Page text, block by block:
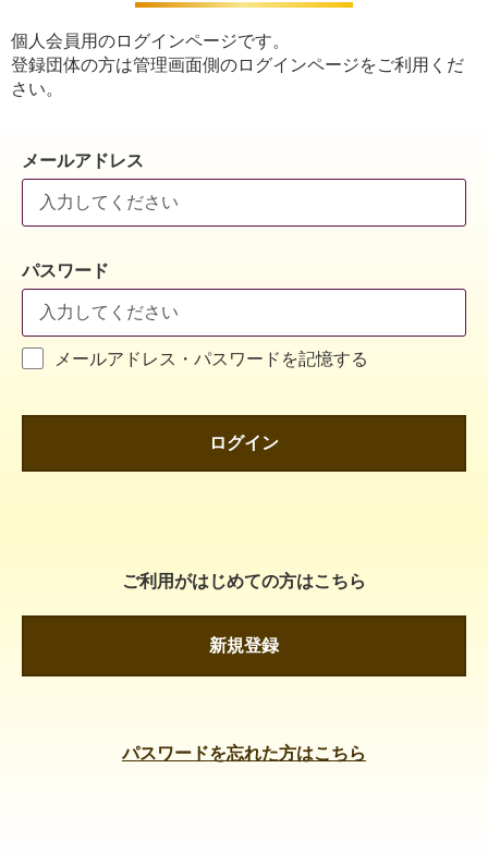
個人会員用のログインページです。
登録団体の方は管理画面側のログインページをご利用くだ
さい。
メールアドレス
パスワード
メールアドレス・パスワードを記憶する
ログイン
ご利用がはじめての方はこちら
新規登録
パスワードを忘れた方はこちら